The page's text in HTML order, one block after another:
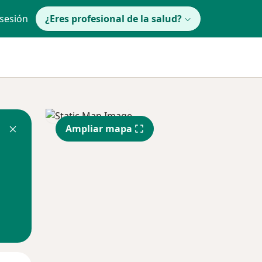
¿Eres profesional de la salud?
Ampliar mapa